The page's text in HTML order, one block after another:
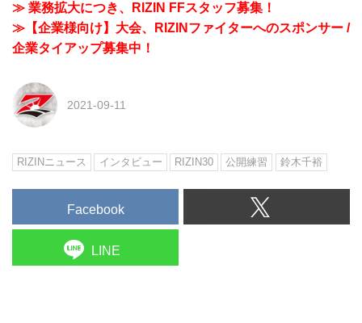
≫ 業務拡大につき、RIZIN FFスタッフ募集！
≫【企業様向け】大会、RIZINファイターへのスポンサー /
企業タイアップ募集中！
2021-09-11
RIZINニュース インタビュー RIZIN30 公開練習 鈴木千裕
Facebook
LINE